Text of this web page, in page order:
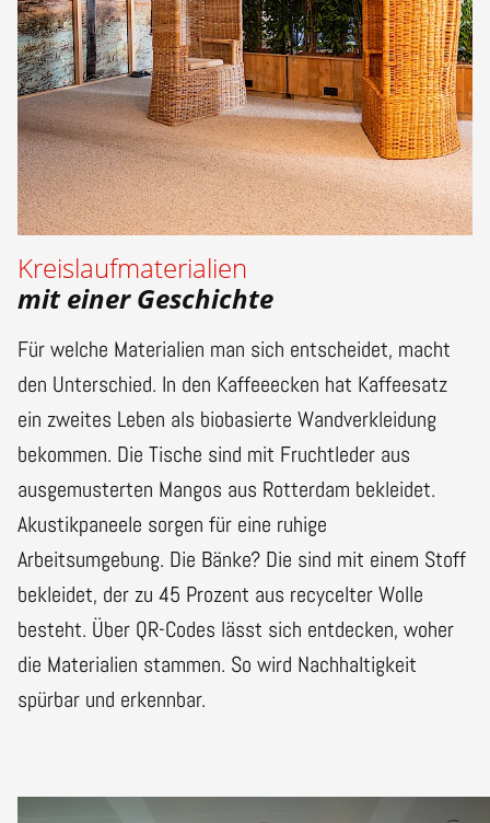
Kreislaufmaterialien
mit einer Geschichte
Für welche Materialien man sich entscheidet, macht
den Unterschied. In den Kaffeeecken hat Kaffeesatz
ein zweites Leben als biobasierte Wandverkleidung
bekommen. Die Tische sind mit Fruchtleder aus
ausgemusterten Mangos aus Rotterdam bekleidet.
Akustikpaneele sorgen für eine ruhige
Arbeitsumgebung. Die Bänke? Die sind mit einem Stoff
bekleidet, der zu 45 Prozent aus recycelter Wolle
besteht. Über QR-Codes lässt sich entdecken, woher
die Materialien stammen. So wird Nachhaltigkeit
spürbar und erkennbar.